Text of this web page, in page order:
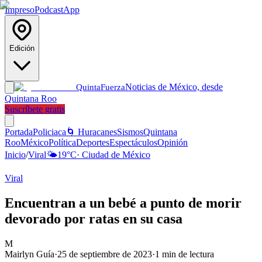
ImpresoPodcastApp
Edición
QuintaFuerzaNoticias de México, desde
Quintana Roo
Suscríbete gratis
PortadaPoliciaca 🌀 HuracanesSismosQuintana
RooMéxicoPolíticaDeportesEspectáculosOpinión
Inicio/Viral🌤️19°C· Ciudad de México
Viral
Encuentran a un bebé a punto de morir
devorado por ratas en su casa
M
Mairlyn Guía·25 de septiembre de 2023·1 min de lectura